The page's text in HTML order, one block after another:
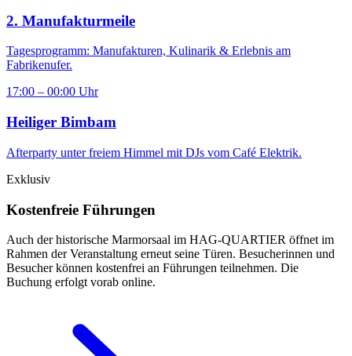
2. Manufakturmeile
Tagesprogramm: Manufakturen, Kulinarik & Erlebnis am
Fabrikenufer.
17:00 – 00:00 Uhr
Heiliger Bimbam
Afterparty unter freiem Himmel mit DJs vom Café Elektrik.
Exklusiv
Kostenfreie Führungen
Auch der historische Marmorsaal im HAG‑QUARTIER öffnet im
Rahmen der Veranstaltung erneut seine Türen. Besucherinnen und
Besucher können kostenfrei an Führungen teilnehmen. Die
Buchung erfolgt vorab online.